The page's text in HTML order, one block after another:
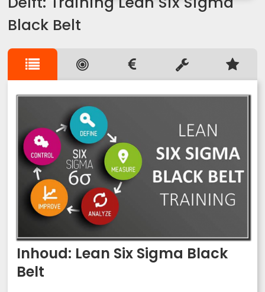
Black Belt
Inhoud: Lean Six Sigma Black
Belt